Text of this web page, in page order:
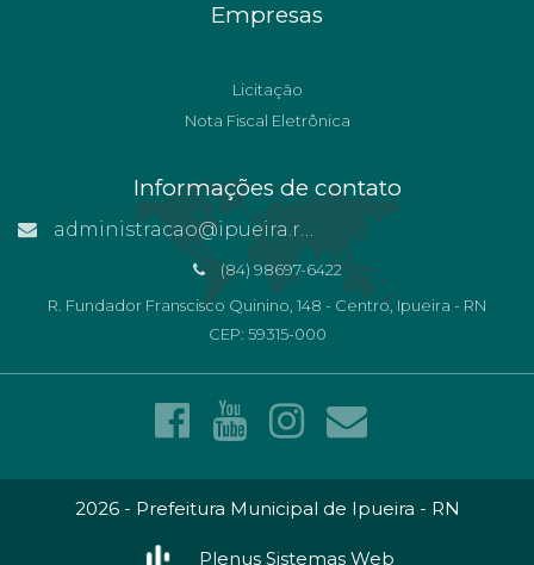
Empresas
Licitação
Nota Fiscal Eletrônica
Informações de contato
administracao@ipueira.rn.gov.br
(84) 98697-6422
R. Fundador Franscisco Quinino, 148 - Centro, Ipueira - RN
CEP: 59315-000
2026 - Prefeitura Municipal de Ipueira - RN
Plenus Sistemas Web